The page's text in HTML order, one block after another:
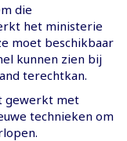
die
het ministerie
moet beschikbaar
kunnen zien bij
terechtkan.
gewerkt met
technieken om